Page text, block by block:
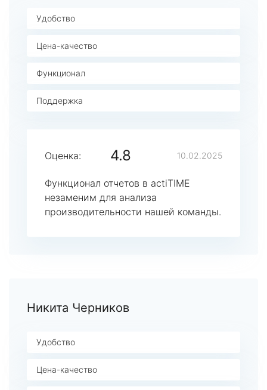
Удобство
Цена-качество
Функционал
Поддержка
Оценка: 4.8 10.02.2025
Функционал отчетов в actiTIME
незаменим для анализа
производительности нашей команды.
Никита Черников
Удобство
Цена-качество